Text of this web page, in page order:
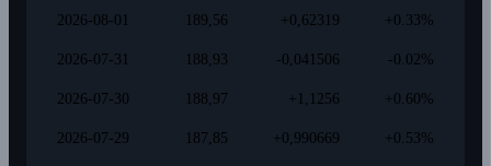
2026-08-01 189,56 +0,62319 +0.33%
2026-07-31 188,93 -0,041506 -0.02%
2026-07-30 188,97 +1,1256 +0.60%
2026-07-29 187,85 +0,990669 +0.53%